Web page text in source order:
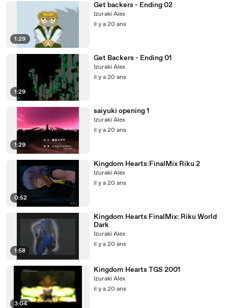
1:29
Get backers - Ending 02
Izuraki Alex
il y a 20 ans
1:29
Get Backers - Ending 01
Izuraki Alex
il y a 20 ans
1:29
saiyuki opening 1
Izuraki Alex
il y a 20 ans
0:52
Kingdom Hearts:FinalMix Riku 2
Izuraki Alex
il y a 20 ans
1:58
Kingdom Hearts FinalMix: Riku World
Dark
Izuraki Alex
il y a 20 ans
3:04
Kingdom Hearts TGS 2001
Izuraki Alex
il y a 20 ans